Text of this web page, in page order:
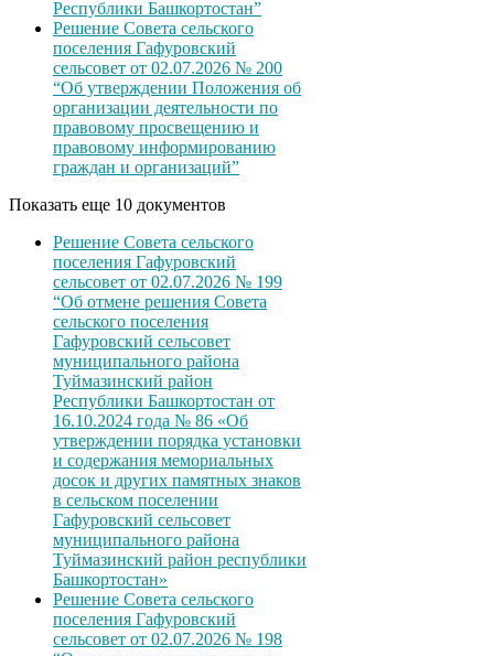
Республики Башкортостан”
Решение Совета сельского
поселения Гафуровский
сельсовет от 02.07.2026 № 200
“Об утверждении Положения об
организации деятельности по
правовому просвещению и
правовому информированию
граждан и организаций”
Показать еще 10 документов
Решение Совета сельского
поселения Гафуровский
сельсовет от 02.07.2026 № 199
“Об отмене решения Совета
сельского поселения
Гафуровский сельсовет
муниципального района
Туймазинский район
Республики Башкортостан от
16.10.2024 года № 86 «Об
утверждении порядка установки
и содержания мемориальных
досок и других памятных знаков
в сельском поселении
Гафуровский сельсовет
муниципального района
Туймазинский район республики
Башкортостан»
Решение Совета сельского
поселения Гафуровский
сельсовет от 02.07.2026 № 198